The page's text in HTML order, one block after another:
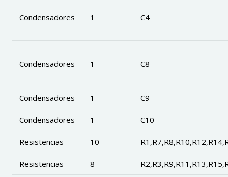
Condensadores 1 C4
Condensadores 1 C8
Condensadores 1 C9
Condensadores 1 C10
Resistencias 10
Resistencias 8